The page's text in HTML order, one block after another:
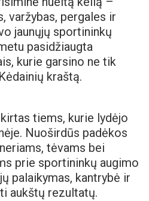
varžybas, pergales ir
jaunųjų sportininkų
pasidžiaugta
kurie garsino ne tik
kraštą.
tiems, kurie lydėjo
Nuoširdūs padėkos
tėvams bei
prie sportininkų augimo
palaikymas, kantrybė ir
aukštų rezultatų.